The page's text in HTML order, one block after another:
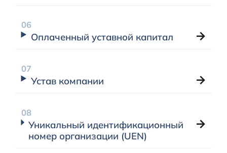
Оплаченный уставной капитал
Устав компании
Уникальный идентификационный
номер организации (UEN)